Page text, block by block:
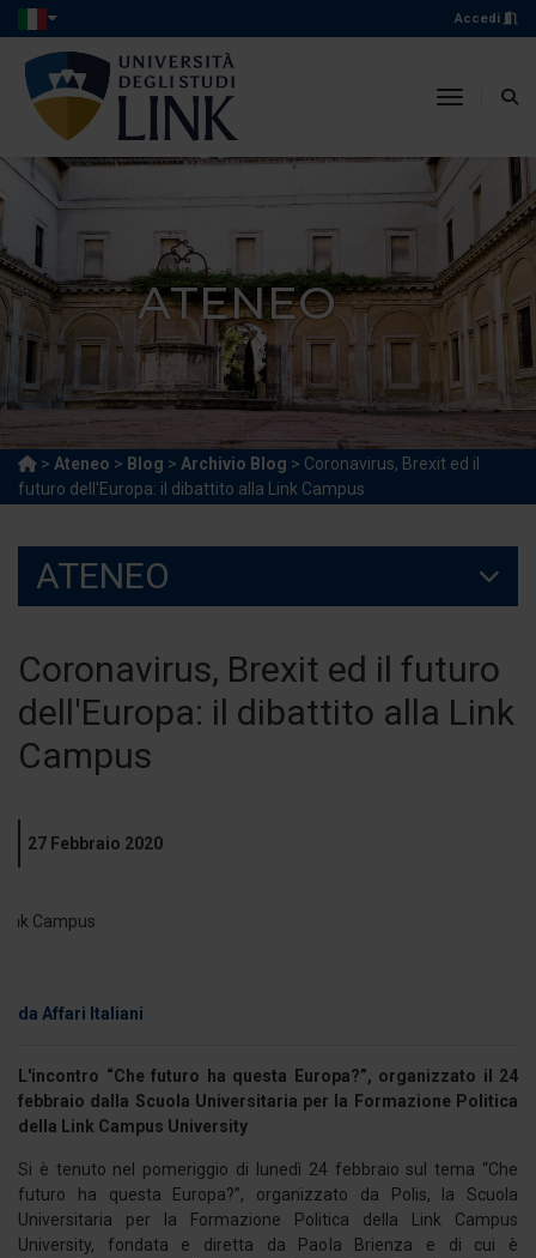
Accedi
toggle
ATENEO
> Ateneo > Blog > Archivio Blog > Coronavirus, Brexit ed il
futuro dell'Europa: il dibattito alla Link Campus
ATENEO
Coronavirus, Brexit ed il futuro
dell'Europa: il dibattito alla Link
Campus
27 Febbraio 2020
da Affari Italiani
L'incontro “Che futuro ha questa Europa?”, organizzato il 24
febbraio dalla Scuola Universitaria per la Formazione Politica
della Link Campus University
Si è tenuto nel pomeriggio di lunedì 24 febbraio sul tema “Che
futuro ha questa Europa?”, organizzato da Polis, la Scuola
Universitaria per la Formazione Politica della Link Campus
University, fondata e diretta da Paola Brienza e di cui è